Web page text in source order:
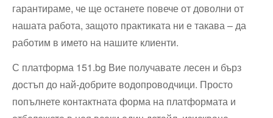
гарантираме, че ще останете повече от доволни от
нашата работа, защото практиката ни е такава – да
работим в името на нашите клиенти.
С платформа 151.bg Вие получавате лесен и бърз
достъп до най-добрите водопроводчици. Просто
попълнете контактната форма на платформата и